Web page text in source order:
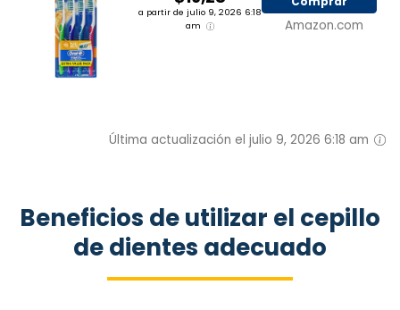
a partir de julio 9, 2026 6:18
am
Amazon.com
Última actualización el julio 9, 2026 6:18 am
Beneficios de utilizar el cepillo
de dientes adecuado